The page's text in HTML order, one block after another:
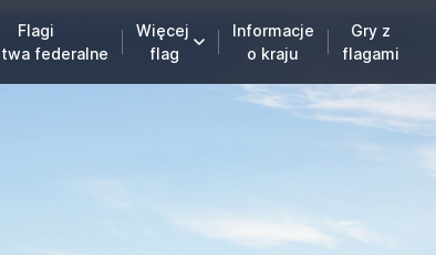
Flagi
federalne
Więcej
flag
Informacje
o kraju
Gry z
flagami